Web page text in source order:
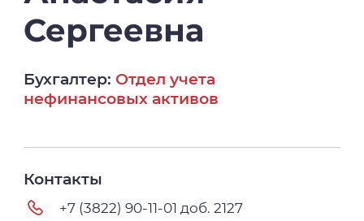
Сергеевна
Бухгалтер: Отдел учета
нефинансовых активов
Контакты
+7 (3822) 90-11-01 доб. 2127